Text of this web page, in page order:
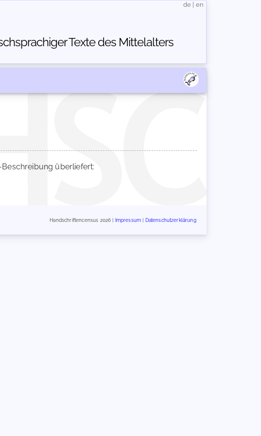
Texte des Mittelalters
de en
überliefert:
Handschriftencensus 2026 | Impressum Datenschutzerklärung